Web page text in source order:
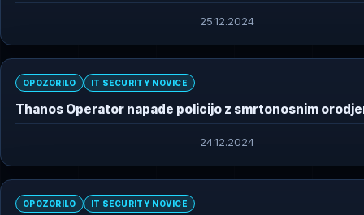
25.12.2024
OPOZORILO IT SECURITY NOVICE
Thanos Operator napade policijo z smrtonosnim
24.12.2024
OPOZORILO IT SECURITY NOVICE